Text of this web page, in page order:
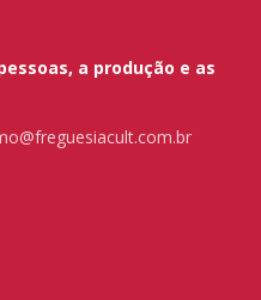
a produção e as